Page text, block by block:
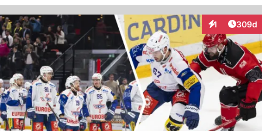
1
Interaktionen
309d